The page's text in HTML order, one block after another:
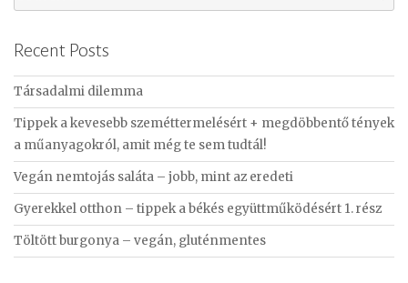
e
r
c
h
f
o
r
:
Recent Posts
Társadalmi dilemma
Tippek a kevesebb szeméttermelésért + megdöbbentő tények
a műanyagokról, amit még te sem tudtál!
Vegán nemtojás saláta – jobb, mint az eredeti
Gyerekkel otthon – tippek a békés együttműködésért 1. rész
Töltött burgonya – vegán, gluténmentes